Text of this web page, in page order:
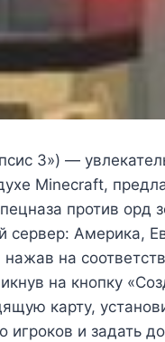
3») —
Minecraft,
против орд
сервер: Америка,
на
на кнопку
карту,
и задать